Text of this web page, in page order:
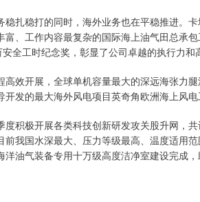
扎稳打的同时，海外业务也在平稳推进。卡
富、工作内容最复杂的国际海上油气田总承
全工时纪念奖，彰显了公司卓越的执行力和
效开展，全球单机容量最大的深远海张力腿
开发的最大海外风电项目英奇角欧洲海上风电
积极开展各类科技创新研发攻关股升网，共
前我国水深最大、压力等级最高、温度适用
洋油气装备专用十万级高度洁净室建设完成